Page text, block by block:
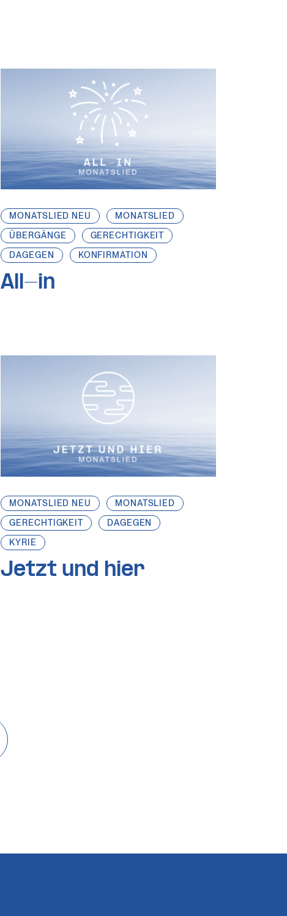
MONATSLIED NEU
MONATSLIED
ÜBERGÄNGE
GERECHTIGKEIT
DAGEGEN
KONFIRMATION
All-in
MONATSLIED NEU
MONATSLIED
GERECHTIGKEIT
DAGEGEN
KYRIE
Jetzt und hier